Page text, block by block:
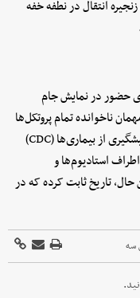
انتقال در نطفه خفه
حضور در نمایش جام
ناخوانده تمام پروتکل‌ها
را زیر سوال برده است. مقامات سازمان کنترل و پیشگیری از بیماری‌ها (CDC)
استادیوم‌ها و
تاریخ ثابت کرده که در
سه